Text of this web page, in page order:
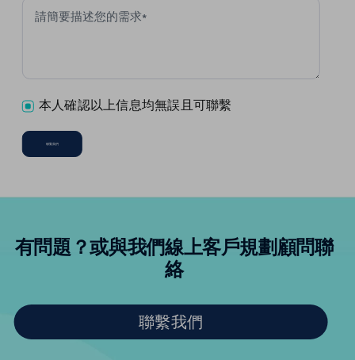
本人確認以上信息均無誤且可聯繫
聯繫我們
有問題？或與我們線上客戶規劃顧問聯
絡
聯繫我們